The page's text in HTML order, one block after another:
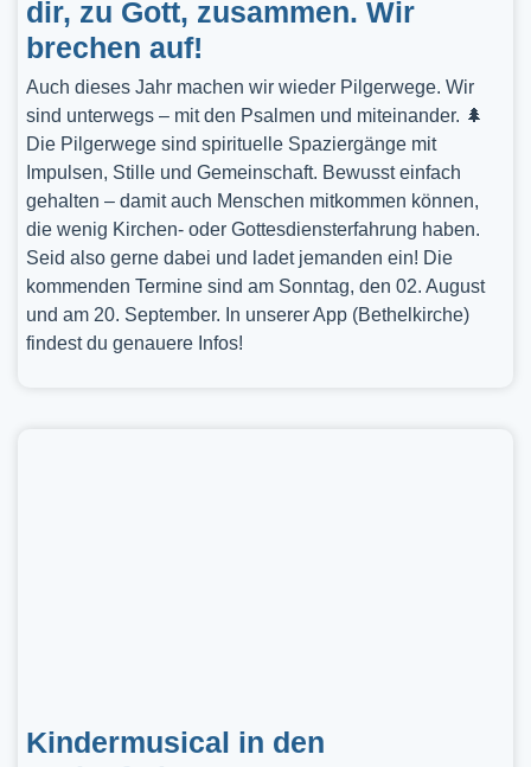
dir, zu Gott, zusammen. Wir
brechen auf!
Auch dieses Jahr machen wir wieder Pilgerwege. Wir
sind unterwegs – mit den Psalmen und miteinander. 🌲
Die Pilgerwege sind spirituelle Spaziergänge mit
Impulsen, Stille und Gemeinschaft. Bewusst einfach
gehalten – damit auch Menschen mitkommen können,
die wenig Kirchen- oder Gottesdiensterfahrung haben.
Seid also gerne dabei und ladet jemanden ein! Die
kommenden Termine sind am Sonntag, den 02. August
und am 20. September. In unserer App (Bethelkirche)
findest du genauere Infos!
Kindermusical in den